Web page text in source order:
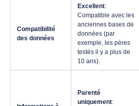
Compatibilité
des données
Excellent:
Compatible avec les
anciennes bases de
données (par
exemple, les pères
testés il y a plus de
10 ans).
Parenté
uniquement: